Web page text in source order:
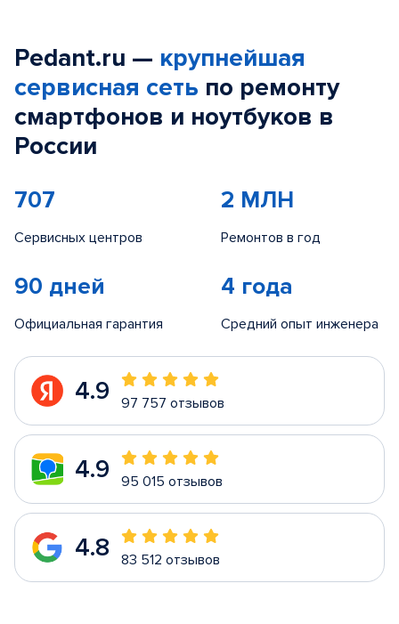
Pedant.ru — крупнейшая
сервисная сеть по ремонту
смартфонов и ноутбуков в
России
707
Сервисных центров
2 МЛН
Ремонтов в год
90 дней
Официальная гарантия
4 года
Средний опыт инженера
4.9 97 757 отзывов
4.9 95 015 отзывов
4.8 83 512 отзывов